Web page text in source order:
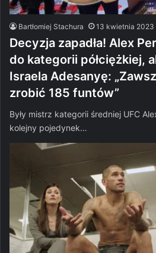
Bartłomiej Stachura 13 kwietnia 2023
Decyzja zapadła! Alex
do kategorii półciężkiej,
Israela Adesanyę:
zrobić 185 funtów”
Były mistrz kategorii średniej UFC
kolejny pojedynek…